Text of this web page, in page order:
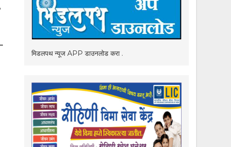
मिडलपथ न्यूज APP डाउनलोड करा .